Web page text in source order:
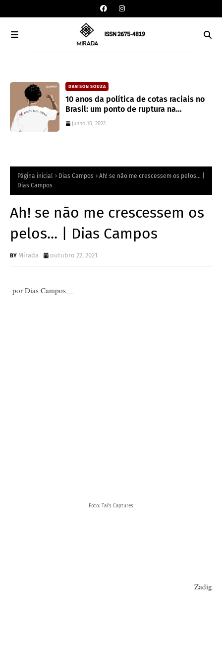
DAVISON SOUZA
10 anos da política de cotas raciais no
Brasil: um ponto de ruptura na
colonialidade
junho 10, 2022
Página inicial Dias Campos
Ah! se não me crescessem os pelos... |
Dias Campos
Ah! se não me crescessem os
pelos... | Dias Campos
Mirada outubro 22, 2021
por Dias Campos__
Foto: Tai's Captures
Zadig